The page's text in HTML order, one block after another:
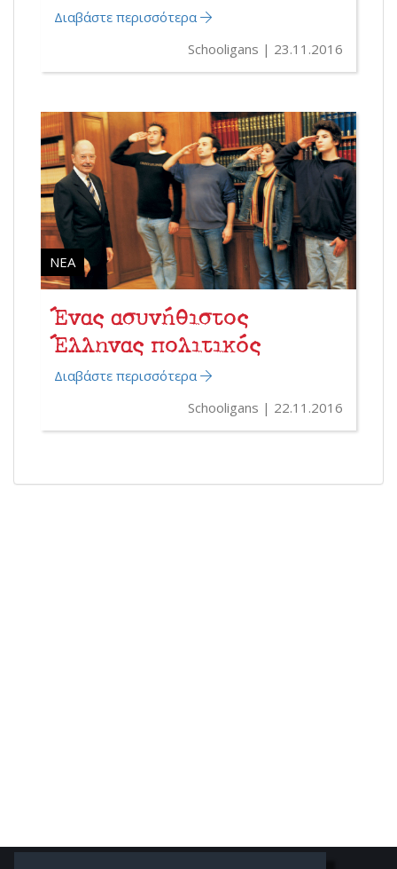
Διαβάστε περισσότερα
Schooligans
23.11.2016
ΝΈΑ
Ένας ασυνήθιστος
Έλληνας πολιτικός
Διαβάστε περισσότερα
Schooligans
22.11.2016